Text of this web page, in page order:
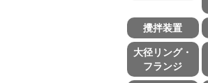
攪拌装置
大径リング・
フランジ